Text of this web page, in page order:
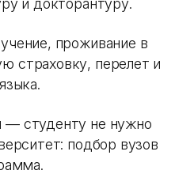
и докторантуру.
проживание в
страховку, перелет и
— студенту не нужно
подбор вузов